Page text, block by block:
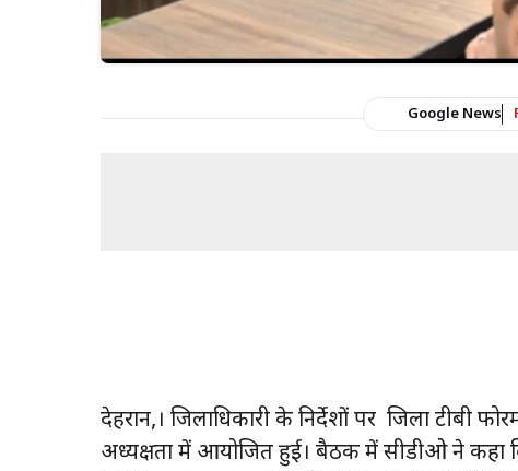
Google News
देहरादून,। जिलाधिकारी के निर्देशों पर जिला
अध्यक्षता में आयोजित हुई। बैठक में सीडीओ ने कहा